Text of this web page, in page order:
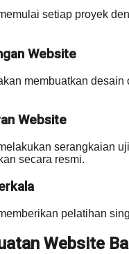
setiap proyek
Website
membuatkan desain
Website
serangkaian
secara resmi.
pelatihan
Website